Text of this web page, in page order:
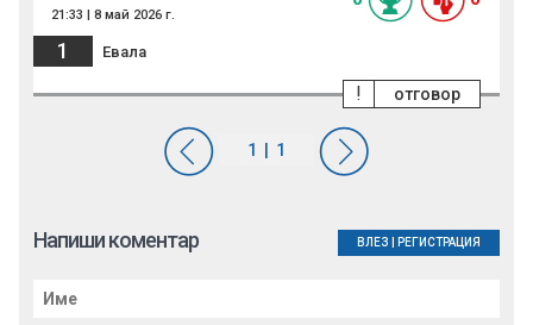
21:33 | 8 май 2026 г.
1 Евала
отговор
!
Напиши коментар ВЛЕЗ РЕГИСТРАЦИЯ